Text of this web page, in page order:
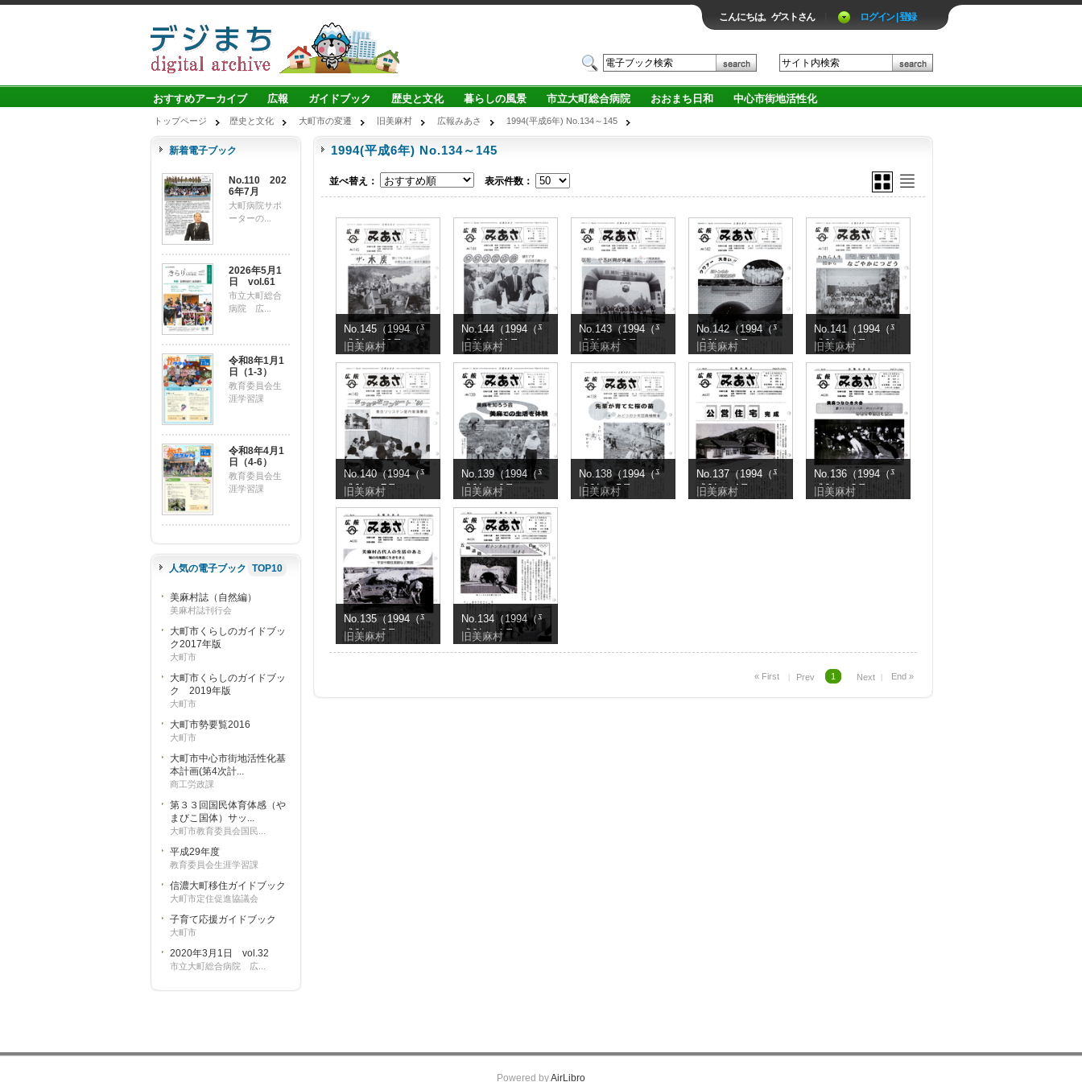
こんにちは。ゲストさん ログイン | 登録
おすすめアーカイブ 広報 ガイドブック 歴史と文化 暮らしの風景 市立大町総合病院 おおまち日和 中心市街地活性化
トップページ 歴史と文化 大町市の変遷 旧美麻村 広報みあさ 1994(平成6年) No.134～145
新着電子ブック
No.110 202
6年7月
大町病院サポ
ーターの...
2026年5月1
日 vol.61
市立大町総合
病院 広...
令和8年1月1
日（1-3）
教育委員会生
涯学習課
令和8年4月1
日（4-6）
教育委員会生
涯学習課
人気の電子ブック TOP10
美麻村誌（自然編）
美麻村誌刊行会
大町市くらしのガイドブッ
ク2017年版
大町市
大町市くらしのガイドブッ
ク 2019年版
大町市
大町市勢要覧2016
大町市
大町市中心市街地活性化基
本計画(第4次計...
商工労政課
第３３回国民体育体感（や
まびこ国体）サッ...
大町市教育委員会国民...
平成29年度
教育委員会生涯学習課
信濃大町移住ガイドブック
大町市定住促進協議会
子育て応援ガイドブック
大町市
2020年3月1日 vol.32
市立大町総合病院 広...
1994(平成6年) No.134～145
並べ替え： 表示件数：
No.145（1994（平
成6年）12月）
旧美麻村
No.144（1994（平
成6年）11月）
旧美麻村
No.143（1994（平
成6年）10月）
旧美麻村
No.142（1994（平
成6年）9月）
旧美麻村
No.141（1994（平
成6年）8月）
旧美麻村
No.140（1994（平
成6年）7月）
旧美麻村
No.139（1994（平
成6年）6月）
旧美麻村
No.138（1994（平
成6年）5月）
旧美麻村
No.137（1994（平
成6年）4月）
旧美麻村
No.136（1994（平
成6年）3月）
旧美麻村
No.135（1994（平
成6年）2月）
旧美麻村
No.134（1994（平
成6年）1月）
旧美麻村
« First ︱ Prev 1 Next ︱ End »
Powered byAirLibro